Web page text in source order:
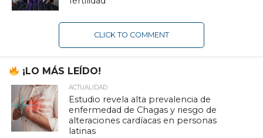
CLICK TO COMMENT
¡LO MÁS LEÍDO!
ACTUALIDAD
Estudio revela alta prevalencia de
enfermedad de Chagas y riesgo de
alteraciones cardíacas en personas
latinas